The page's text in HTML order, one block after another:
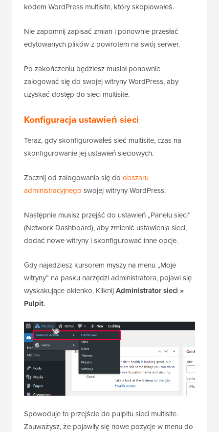
kodem WordPress multisite, który skopiowałeś.
Nie zapomnij zapisać zmian i ponownie przesłać
edytowanych plików z powrotem na swój serwer.
Po zakończeniu będziesz musiał ponownie
zalogować się do swojej witryny WordPress, aby
uzyskać dostęp do sieci multisite.
Konfiguracja ustawień sieci
Teraz, gdy skonfigurowałeś sieć multisite, czas na
skonfigurowanie jej ustawień sieciowych.
Zacznij od zalogowania się do obszaru
administracyjnego swojej witryny WordPress.
Następnie musisz przejść do ustawień „Panelu sieci”
(Network Dashboard), aby zmienić ustawienia sieci,
dodać nowe witryny i skonfigurować inne opcje.
Gdy najedziesz kursorem myszy na menu „Moje
witryny” na pasku narzędzi administratora, pojawi się
wyskakujące okienko. KliknijAdministrator sieci »
Pulpit.
Spowoduje to przejście do pulpitu sieci multisite.
Zauważysz, że pojawiły się nowe pozycje w menu do